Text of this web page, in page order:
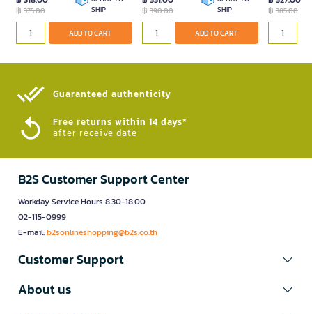
฿ 375.00
SHIP
ADD TO CART
฿ 390.00
SHIP
ADD TO CART
฿385.00
Guaranteed authenticity​
Free returns within 14 days*
after receive date
B2S Customer Support Center
Workday Service Hours 8.30-18.00
02-115-0999
E-mail:b2sonlineshopping@b2s.co.th
Customer Support
About us